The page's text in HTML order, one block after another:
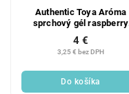
Authentic Toya Aróma
sprchový gél raspberry
pomegranate 400ML
3,25 € bez DPH
4 €
Do košíka